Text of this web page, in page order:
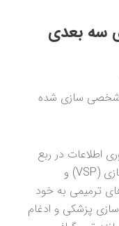
سه بعدی
شخصی سازی شده
اطلاعات در ربع
آخر قرن بیستم، برنامه‌ریزی جراحی مجازی (VSP) و
ترمیمی به خود
پزشکی و ادغام